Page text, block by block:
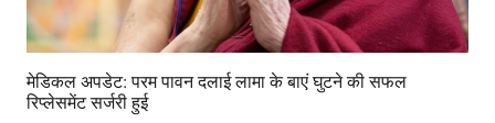
मेडिकल अपडेट: परम पावन दलाई लामा के बाएं घुटने की सफल
रिप्लेसमेंट सर्जरी हुई